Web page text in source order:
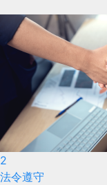
2
法令遵守